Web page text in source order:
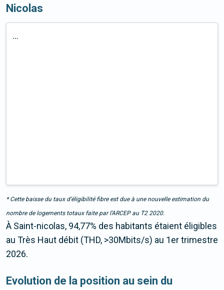
Nicolas
...
* Cette baisse du taux d’éligibilité fibre est due à une nouvelle estimation du
nombre de logements totaux faite par l’ARCEP au T2 2020.
À Saint-nicolas, 94,77% des habitants étaient éligibles
au Très Haut débit (THD, >30Mbits/s) au 1er trimestre
2026.
Evolution de la position au sein du